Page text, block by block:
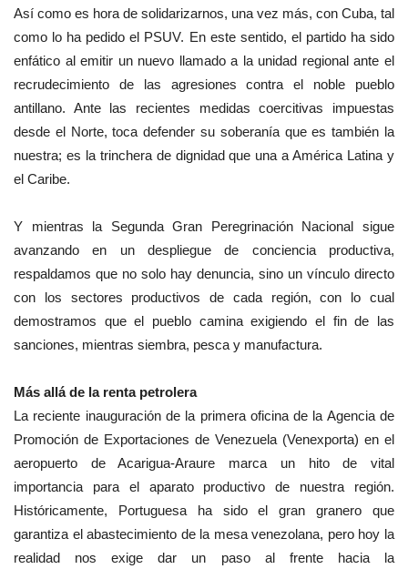
Así como es hora de solidarizarnos, una vez más, con Cuba, tal
como lo ha pedido el PSUV. En este sentido, el partido ha sido
enfático al emitir un nuevo llamado a la unidad regional ante el
recrudecimiento de las agresiones contra el noble pueblo
antillano. Ante las recientes medidas coercitivas impuestas
desde el Norte, toca defender su soberanía que es también la
nuestra; es la trinchera de dignidad que una a América Latina y
el Caribe.
Y mientras la Segunda Gran Peregrinación Nacional sigue
avanzando en un despliegue de conciencia productiva,
respaldamos que no solo hay denuncia, sino un vínculo directo
con los sectores productivos de cada región, con lo cual
demostramos que el pueblo camina exigiendo el fin de las
sanciones, mientras siembra, pesca y manufactura.
Más allá de la renta petrolera
La reciente inauguración de la primera oficina de la Agencia de
Promoción de Exportaciones de Venezuela (Venexporta) en el
aeropuerto de Acarigua-Araure marca un hito de vital
importancia para el aparato productivo de nuestra región.
Históricamente, Portuguesa ha sido el gran granero que
garantiza el abastecimiento de la mesa venezolana, pero hoy la
realidad nos exige dar un paso al frente hacia la